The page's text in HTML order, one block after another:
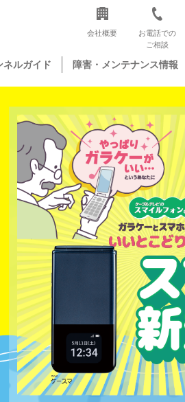
会社概要
お電話での
ご相談
ネルガイド 障害・メンテナンス情報